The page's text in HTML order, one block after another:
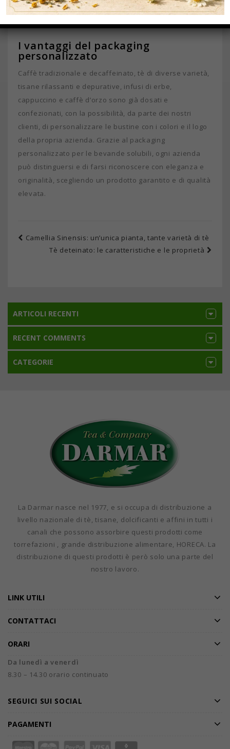
benefici effetti del prodotto originale uniti alla praticità
di un prodotto solubile e già dosato.
I vantaggi del packaging
personalizzato
Caffè tradizionale e decaffeinato, tè di diverse varietà,
tisane rilassanti e depurative, infusi di erbe,
cappuccino e caffè d’orzo sono già dosati e
confezionati, con la possibilità, da parte dei nostri
clienti, di personalizzare le bustine con i colori e il logo
della propria azienda. Grazie al packaging
personalizzato per le bevande solubili, ogni azienda
può distinguersi e di farsi riconoscere con eleganza e
originalità, scegliendo un prodotto garantito e di qualità
elevata.
Camellia Sinensis: un’unica pianta, tante varietà di tè
Tè deteinato: le caratteristiche e le proprietà
ARTICOLI RECENTI
RECENT COMMENTS
CATEGORIE
La Darmar nasce nel 1977, e si occupa di distribuzione a
livello nazionale di tè, tisane, dolcificanti e affini in tutti i
canali che possono assorbire questi prodotti come
torrefazioni , grande distribuzione alimentare, HORECA. La
distribuzione di questi prodotti è però solo una parte del
nostro lavoro.
LINK UTILI
CONTATTACI
ORARI
Da lunedì a venerdì
8.30 – 14.30 orario continuato
SEGUICI SUI SOCIAL
PAGAMENTI